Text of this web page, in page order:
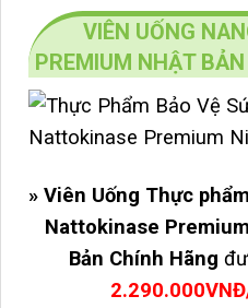
VIÊN UỐNG
PREMIUM NHẬT
» Viên Uống Thực
Nattokinase
Bản Chính Hãng